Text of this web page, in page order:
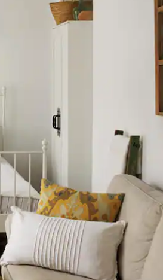
utforska genom att trycka eller svepa.